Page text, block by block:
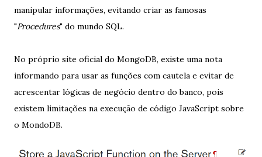
manipular informações, evitando criar as famosas
"Procedures" do mundo SQL.
No próprio site oficial do MongoDB, existe uma nota
informando para usar as funções com cautela e evitar de
acrescentar lógicas de negócio dentro do banco, pois
existem limitações na execução de código JavaScript sobre
o MondoDB.